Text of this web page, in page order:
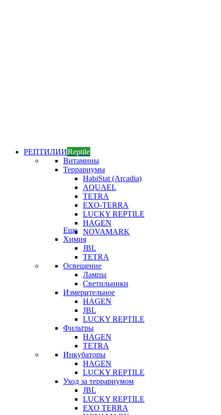
РЕПТИЛИИReptile
Витамины
Террариумы
HabiStat (Arcadia)
AQUAEL
TETRA
EXO-TERRA
LUCKY REPTILE
HAGEN
NOVAMARK
Еще
Химия
JBL
TETRA
Освещение
Лампы
Светильники
Измерительное
HAGEN
JBL
LUCKY REPTILE
Фильтры
HAGEN
TETRA
Инкубаторы
HAGEN
LUCKY REPTILE
Уход за террариумом
JBL
LUCKY REPTILE
EXO TERRA